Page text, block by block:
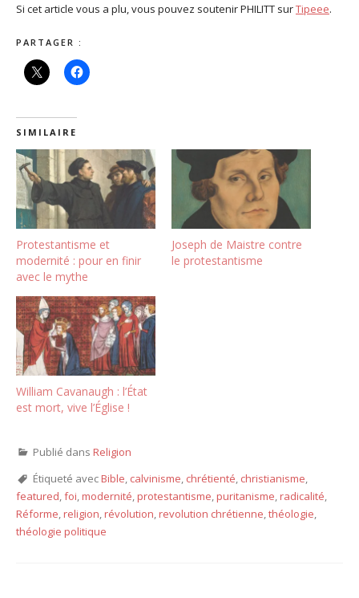
Si cet article vous a plu, vous pouvez soutenir PHILITT surTipeee.
PARTAGER :
SIMILAIRE
Protestantisme et
modernité : pour en finir
avec le mythe
Joseph de Maistre contre
le protestantisme
William Cavanaugh : l’État
est mort, vive l’Église !
Publié dans Religion
Étiqueté avecBible, calvinisme, chrétienté, christianisme,
featured,foi,modernité,protestantisme,puritanisme,radicalité,
Réforme,religion,révolution,revolution chrétienne,théologie,
théologie politique